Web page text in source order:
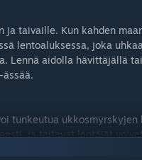
ja taivaille. Kun kahden
lentoaluksessa, joka
Lennä aidolla hävittäjällä
tunkeutua ukkosmyrskyjen
ja taitavat lentäjät
jopa